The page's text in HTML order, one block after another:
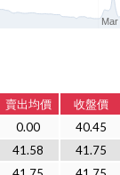
Mar
賣出均價
收盤價
0.00
40.45
41.58
41.75